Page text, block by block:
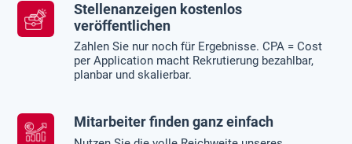
Stellenanzeigen kostenlos
veröffentlichen
Zahlen Sie nur noch für Ergebnisse. CPA = Cost
per Application macht Rekrutierung bezahlbar,
planbar und skalierbar.
Mitarbeiter finden ganz einfach